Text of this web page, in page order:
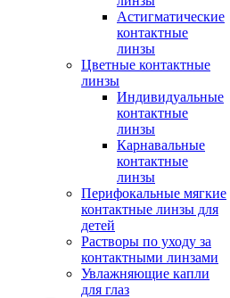
Астигматические
контактные
линзы
Цветные контактные
линзы
Индивидуальные
контактные
линзы
Карнавальные
контактные
линзы
Перифокальные мягкие
контактные линзы для
детей
Растворы по уходу за
контактными линзами
Увлажняющие капли
для глаз